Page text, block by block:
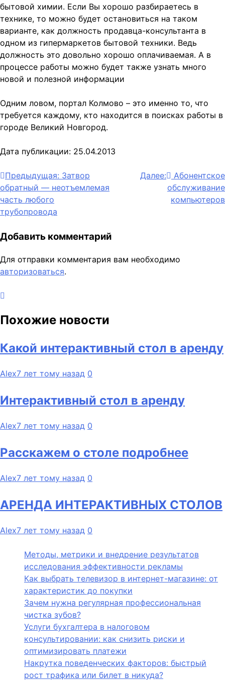
бытовой химии. Если Вы хорошо разбираетесь в
технике, то можно будет остановиться на таком
варианте, как должность продавца-консультанта в
одном из гипермаркетов бытовой техники. Ведь
должность это довольно хорошо оплачиваемая. А в
процессе работы можно будет также узнать много
новой и полезной информации
Одним ловом, портал Колмово – это именно то, что
требуется каждому, кто находится в поисках работы в
городе Великий Новгород.
Дата публикации: 25.04.2013
Навигация
по
записям
Предыдущая: Затвор
обратный — неотъемлемая
часть любого
трубопровода
Далее:
Абонентское
обслуживание
компьютеров
Добавить комментарий
Для отправки комментария вам необходимо
авторизоваться.
Похожие новости
Какой интерактивный стол в аренду
Alex7 лет тому назад 0
Интерактивный стол в аренду
Alex7 лет тому назад 0
Расскажем о столе подробнее
Alex7 лет тому назад 0
АРЕНДА ИНТЕРАКТИВНЫХ СТОЛОВ
Alex7 лет тому назад 0
Методы, метрики и внедрение результатов
исследования эффективности рекламы
Как выбрать телевизор в интернет-магазине: от
характеристик до покупки
Зачем нужна регулярная профессиональная
чистка зубов?
Услуги бухгалтера в налоговом
консультировании: как снизить риски и
оптимизировать платежи
Накрутка поведенческих факторов: быстрый
рост трафика или билет в никуда?